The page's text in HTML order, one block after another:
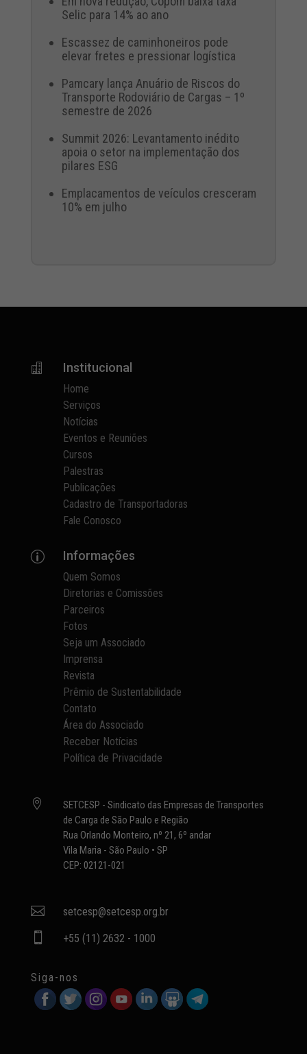
Selic para 14% ao ano
Escassez de caminhoneiros pode
elevar fretes e pressionar logística
Pamcary lança Anuário de Riscos do
Transporte Rodoviário de Cargas – 1º
semestre de 2026
Summit 2026: Levantamento inédito
apoia o setor na implementação dos
pilares ESG
Emplacamentos de veículos cresceram
10% em julho
 Institucional
Home
Serviços
Notícias
Eventos e Reuniões
Cursos
Palestras
Publicações
Cadastro de Transportadoras
Fale Conosco
p Informações
Quem Somos
Diretorias e Comissões
Parceiros
Fotos
Seja um Associado
Imprensa
Revista
Prêmio de Sustentabilidade
Contato
Área do Associado
Receber Notícias
Política de Privacidade

SETCESP - Sindicato das Empresas de Transportes
de Carga de São Paulo e Região
Rua Orlando Monteiro, nº 21, 6º andar
Vila Maria - São Paulo • SP
CEP: 02121-021
 setcesp@setcesp.org.br
 +55 (11) 2632 - 1000
Siga-nos